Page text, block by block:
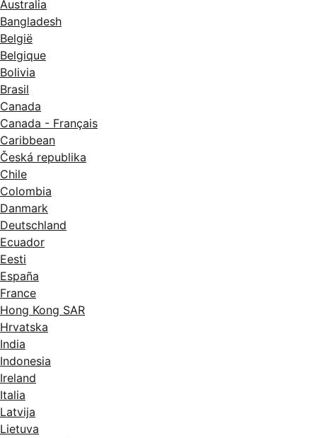
Australia
Bangladesh
België
Belgique
Bolivia
Brasil
Canada
Canada - Français
Caribbean
Česká republika
Chile
Colombia
Danmark
Deutschland
Ecuador
Eesti
España
France
Hong Kong SAR
Hrvatska
India
Indonesia
Ireland
Italia
Latvija
Lietuva